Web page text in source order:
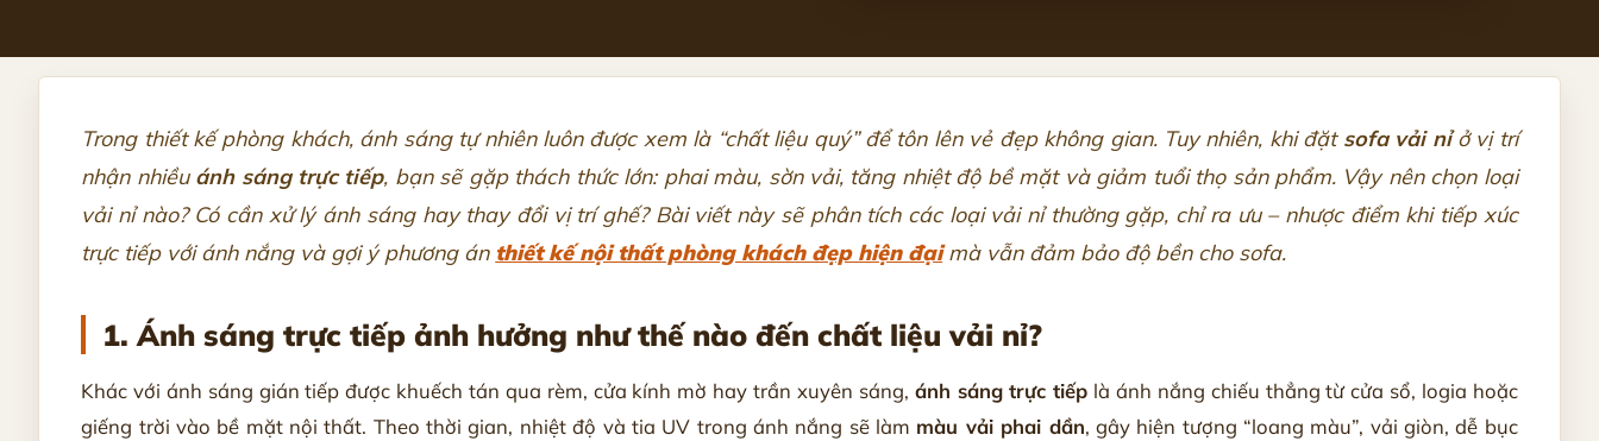
Trong thiết kế phòng khách, ánh sáng tự nhiên luôn được xem là “chất liệu quý” để tôn lên vẻ đẹp không gian. Tuy nhiên, khi đặt sofa vải nỉở vị trí
nhận nhiều ánh sáng trực tiếp, bạn sẽ gặp thách thức lớn: phai màu, sờn vải, tăng nhiệt độ bề mặt và giảm tuổi thọ sản phẩm. Vậy nên chọn loại
vải nỉ nào? Có cần xử lý ánh sáng hay thay đổi vị trí ghế? Bài viết này sẽ phân tích các loại vải nỉ thường gặp, chỉ ra ưu – nhược điểm khi tiếp xúc
trực tiếp với ánh nắng và gợi ý phương án thiết kế nội thất phòng khách đẹp hiện đạimà vẫn đảm bảo độ bền cho sofa.
1. Ánh sáng trực tiếp ảnh hưởng như thế nào đến chất liệu vải nỉ?
Khác với ánh sáng gián tiếp được khuếch tán qua rèm, cửa kính mờ hay trần xuyên sáng, ánh sáng trực tiếp là ánh nắng chiếu thẳng từ cửa sổ, logia hoặc
giếng trời vào bề mặt nội thất. Theo thời gian, nhiệt độ và tia UV trong ánh nắng sẽ làm màu vải phai dần, gây hiện tượng “loang màu”, vải giòn, dễ bục